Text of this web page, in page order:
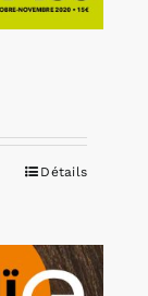
Détails